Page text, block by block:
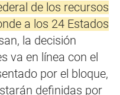
de los recursos
a los 24 Estados
la decisión
va en línea con el
por el bloque,
definidas por